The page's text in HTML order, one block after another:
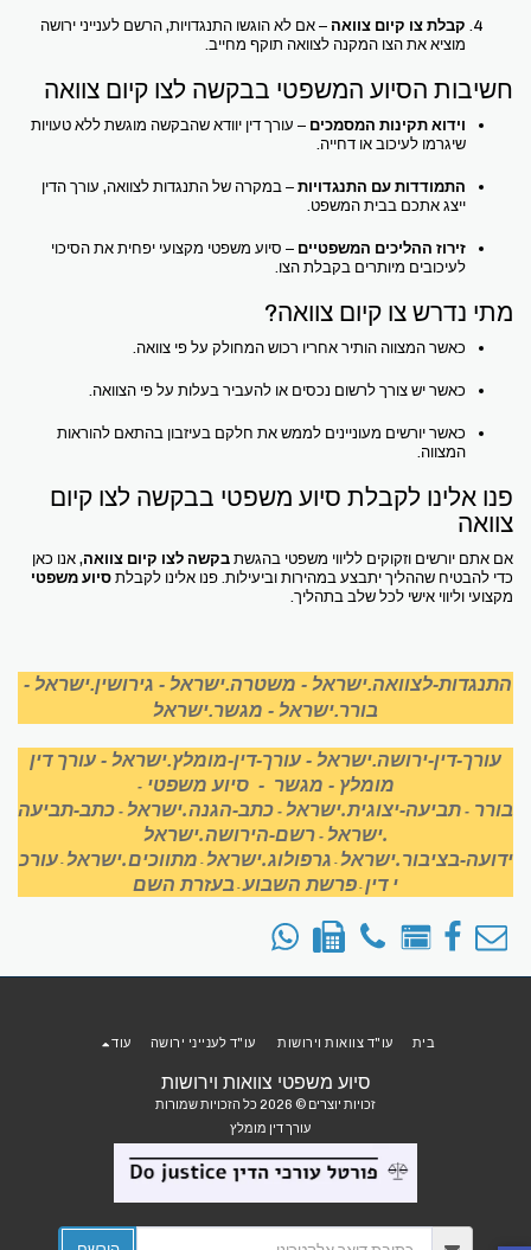
קבלת צו קיום צוואה – אם לא הוגשו התנגדויות, הרשם לענייני ירושה
מוציא את הצו המקנה לצוואה תוקף מחייב.
חשיבות הסיוע המשפטי בבקשה לצו קיום צוואה
וידוא תקינות המסמכים – עורך דין יוודא שהבקשה מוגשת ללא טעויות
שיגרמו לעיכוב או דחייה.
התמודדות עם התנגדויות– במקרה של התנגדות לצוואה, עורך הדין
ייצג אתכם בבית המשפט.
זירוז ההליכים המשפטיים – סיוע משפטי מקצועי יפחית את הסיכוי
לעיכובים מיותרים בקבלת הצו.
מתי נדרש צו קיום צוואה?
כאשר המצווה הותיר אחריו רכוש המחולק על פי צוואה.
כאשר יש צורך לרשום נכסים או להעביר בעלות על פי הצוואה.
כאשר יורשים מעוניינים לממש את חלקם בעיזבון בהתאם להוראות
המצווה.
פנו אלינו לקבלת סיוע משפטי בבקשה לצו קיום
צוואה
אם אתם יורשים וזקוקים לליווי משפטי בהגשתבקשה לצו קיום צוואה, אנו כאן
כדי להבטיח שההליך יתבצע במהירות וביעילות. פנו אלינו לקבלתסיוע משפטי
מקצועי וליווי אישי לכל שלב בתהליך.
התנגדות-לצוואה.ישראל - משטרה.ישראל - גירושין.ישראל -
בורר.ישראל - מגשר.ישראל
עורך-דין-ירושה.ישראל - עורך-דין-מומלץ.ישראל - עורך דין
מומלץ - מגשר -סיוע משפטי -
בורר - תביעה-יצוגית.ישראל - כתב-הגנה.ישראל - כתב-תביעה
.ישראל -רשם-הירושה.ישראל
ידועה-בציבור.ישראל - גרפולוג.ישראל - מתווכים.ישראל - עורכ
י דין - פרשת השבוע- בעזרת השם
סיוע משפטי צוואות וירושות
זכויות יוצרים © 2026 כל הזכויות שמורות
עורך דין מומלץ
בית עו"ד צוואות וירושות עו"ד לענייני ירושה עוד